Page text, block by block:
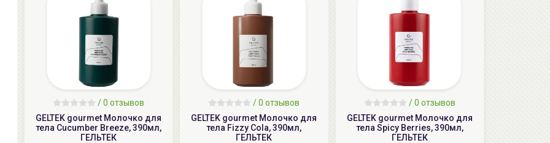
/ 0 отзывов
GELTEK gourmet Молочко для
тела Cucumber Breeze, 390мл,
ГЕЛЬТЕК
/ 0 отзывов
GELTEK gourmet Молочко для
тела Fizzy Cola, 390мл,
ГЕЛЬТЕК
/ 0 отзывов
GELTEK gourmet Молочко для
тела Spicy Berries, 390мл,
ГЕЛЬТЕК